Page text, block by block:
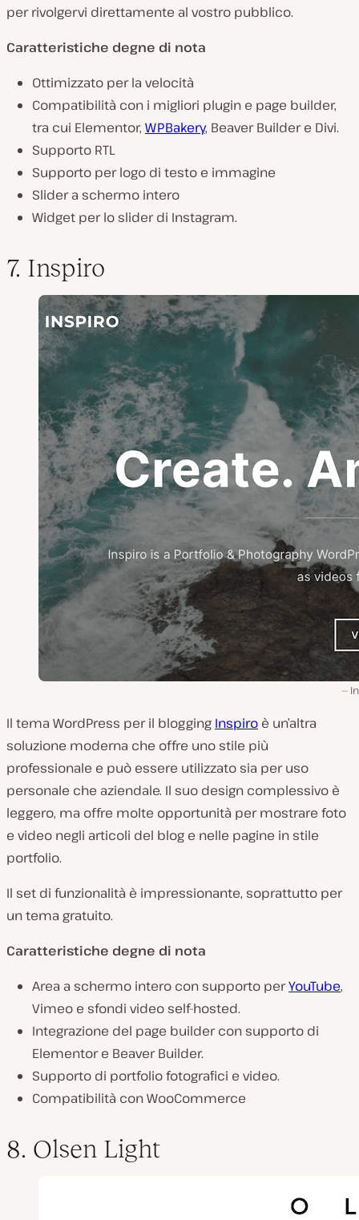
per rivolgervi direttamente al vostro pubblico.
Caratteristiche degne di nota
Ottimizzato per la velocità
Compatibilità con i migliori plugin e page builder,
tra cui Elementor, WPBakery, Beaver Builder e Divi.
Supporto RTL
Supporto per logo di testo e immagine
Slider a schermo intero
Widget per lo slider di Instagram.
7. Inspiro
Il tema WordPress per il blogging Inspiro è un’altra
soluzione moderna che offre uno stile più
professionale e può essere utilizzato sia per uso
personale che aziendale. Il suo design complessivo è
leggero, ma offre molte opportunità per mostrare foto
e video negli articoli del blog e nelle pagine in stile
portfolio.
Il set di funzionalità è impressionante, soprattutto per
un tema gratuito.
Caratteristiche degne di nota
Area a schermo intero con supporto perYouTube,
Vimeo e sfondi video self-hosted.
Integrazione del page builder con supporto di
Elementor e Beaver Builder.
Supporto di portfolio fotografici e video.
Compatibilità con WooCommerce
8. Olsen Light